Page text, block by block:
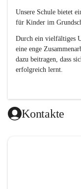
Unsere Schule bietet
für Kinder im
Durch ein vielfältiges
eine enge
dazu beitragen, dass
erfolgreich lernt.
Kontakte